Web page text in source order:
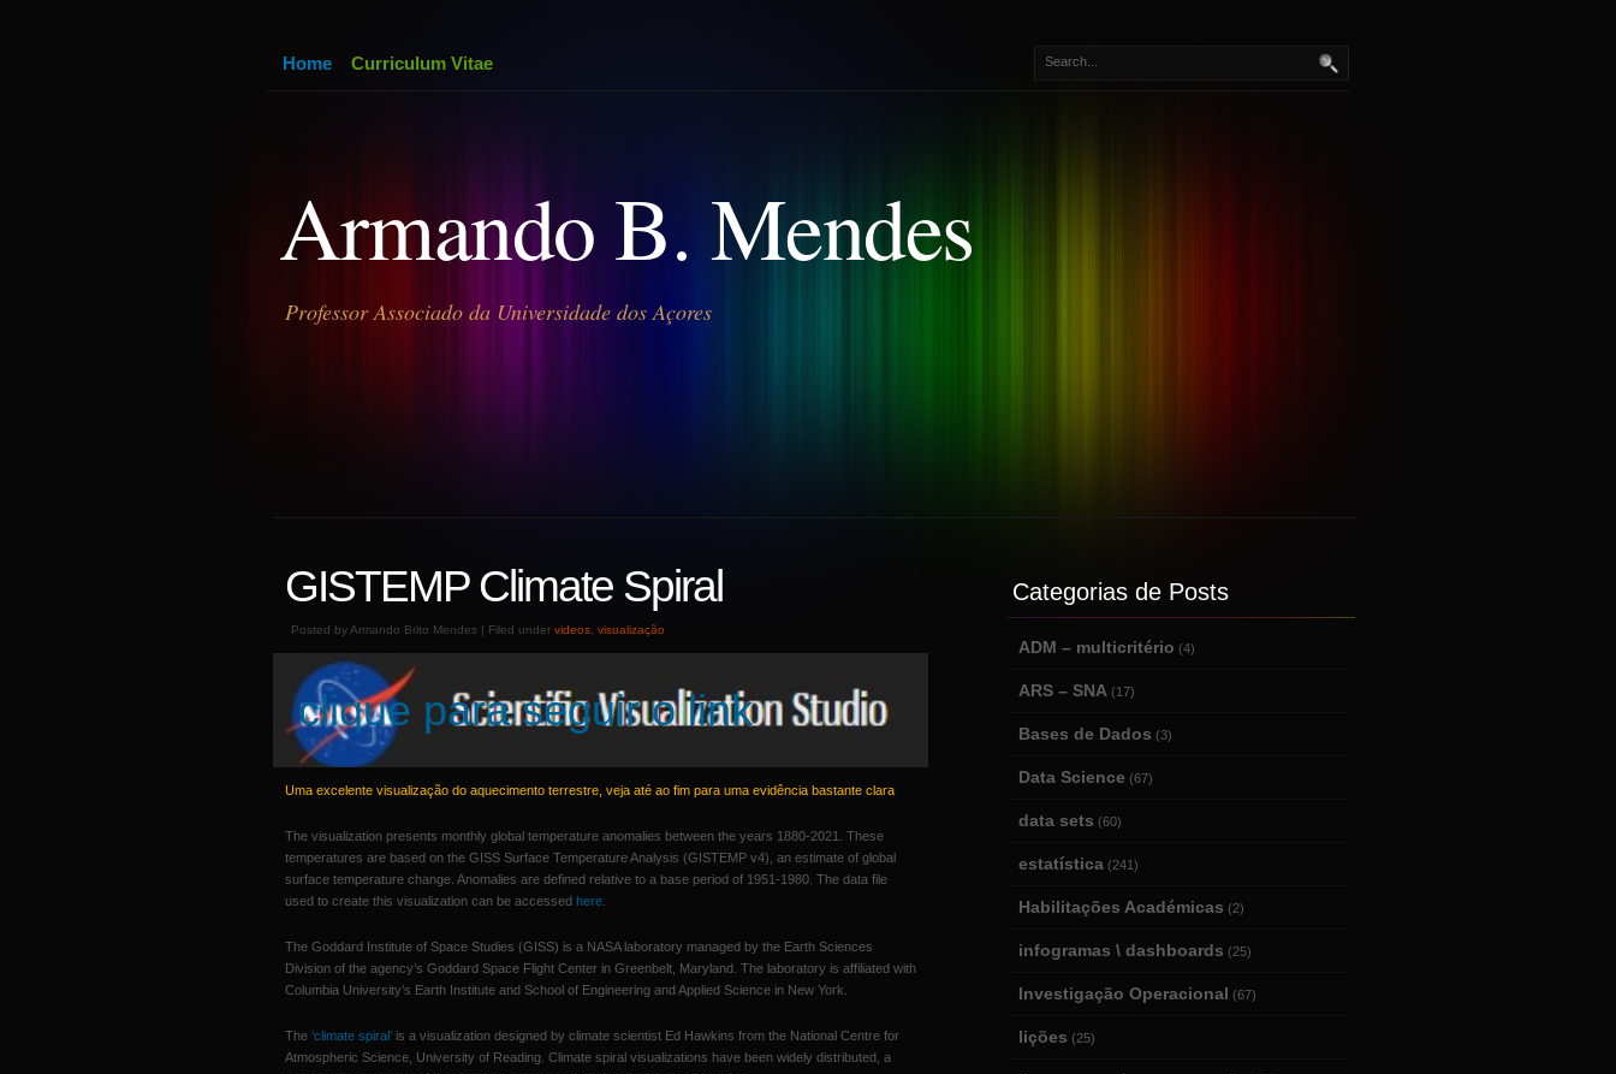
Armando B. Mendes
Professor Associado da Universidade dos Açores
Home Curriculum Vitae
GISTEMP Climate Spiral
Posted by Armando Brito Mendes | Filed under videos visualização
clique para seguir o link
Uma excelente visualização do aquecimento terrestre, veja até ao fim para uma evidência bastante clara
The visualization presents monthly global temperature anomalies between the years 1880-2021. These
temperatures are based on the GISS Surface Temperature Analysis (GISTEMP v4), an estimate of global
surface temperature change. Anomalies are defined relative to a base period of 1951-1980. The data file
used to create this visualization can be accessed here
The Goddard Institute of Space Studies (GISS) is a NASA laboratory managed by the Earth Sciences
Division of the agency’s Goddard Space Flight Center in Greenbelt, Maryland. The laboratory is affiliated with
Columbia University’s Earth Institute and School of Engineering and Applied Science in New York.
The ‘climate spiral’ is a visualization designed by climate scientist Ed Hawkins from the National Centre for
Atmospheric Science, University of Reading. Climate spiral visualizations have been widely distributed, a
Categorias de Posts
ADM – multicritério (4)
ARS – SNA (17)
Bases de Dados (3)
Data Science (67)
data sets (60)
estatística (241)
Habilitações Académicas (2)
infogramas \ dashboards (25)
Investigação Operacional (67)
lições (25)